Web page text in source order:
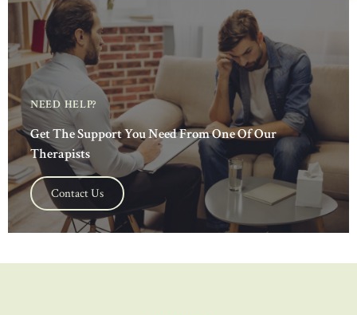
NEED HELP?
Get The Support You Need From One Of Our
Therapists
Contact Us